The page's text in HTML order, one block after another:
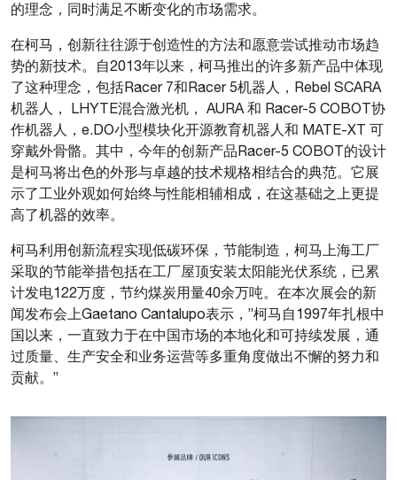
的理念，同时满足不断变化的市场需求。
在柯马，创新往往源于创造性的方法和愿意尝试推动市场趋
势的新技术。自2013年以来，柯马推出的许多新产品中体现
了这种理念，包括Racer 7和Racer 5机器人，Rebel SCARA
机器人， LHYTE混合激光机， AURA 和 Racer-5 COBOT协
作机器人，e.DO小型模块化开源教育机器人和 MATE-XT 可
穿戴外骨骼。其中，今年的创新产品Racer-5 COBOT的设计
是柯马将出色的外形与卓越的技术规格相结合的典范。它展
示了工业外观如何始终与性能相辅相成，在这基础之上更提
高了机器的效率。
柯马利用创新流程实现低碳环保，节能制造，柯马上海工厂
采取的节能举措包括在工厂屋顶安装太阳能光伏系统，已累
计发电122万度，节约煤炭用量40余万吨。在本次展会的新
闻发布会上Gaetano Cantalupo表示，”柯马自1997年扎根中
国以来，一直致力于在中国市场的本地化和可持续发展，通
过质量、生产安全和业务运营等多重角度做出不懈的努力和
贡献。”